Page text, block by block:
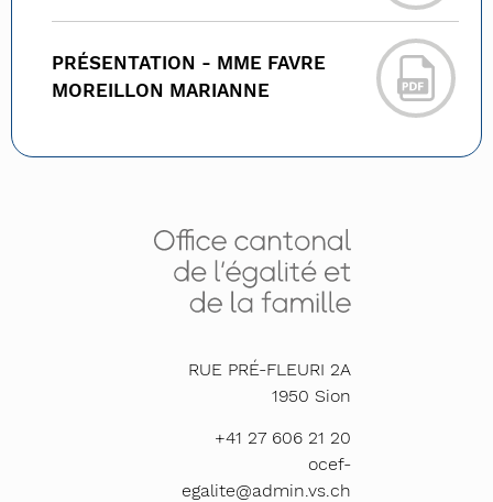
PRÉSENTATION - MME FAVRE
MOREILLON MARIANNE
RUE PRÉ-FLEURI 2A
1950 Sion
+41 27 606 21 20
ocef-
egalite@admin.vs.ch